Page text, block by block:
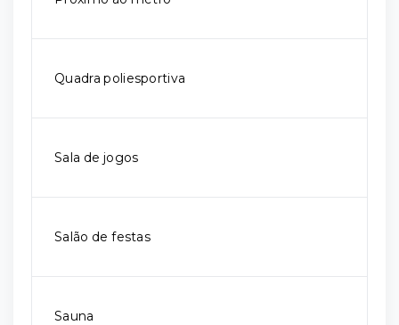
Quadra poliesportiva
Sala de jogos
Salão de festas
Sauna